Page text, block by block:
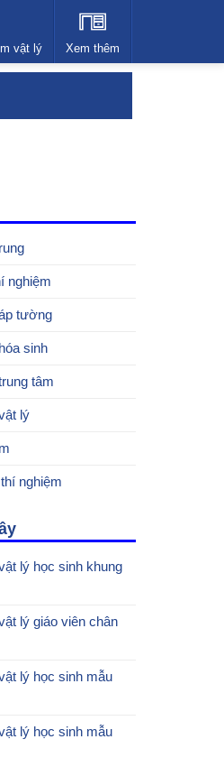
vật lý Xem thêm
nghiệm
tường
sinh
tâm
lý
nghiệm
lý học sinh khung
lý giáo viên chân
lý học sinh mẫu
lý học sinh mẫu